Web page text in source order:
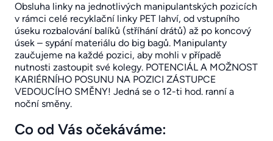
Obsluha linky na jednotlivých manipulantských pozicích
v rámci celé recyklační linky PET lahví, od vstupního
úseku rozbalování balíků (stříhání drátů) až po koncový
úsek – sypání materiálu do big bagů. Manipulanty
zaučujeme na každé pozici, aby mohli v případě
nutnosti zastoupit své kolegy. POTENCIÁL A MOŽNOST
KARIÉRNÍHO POSUNU NA POZICI ZÁSTUPCE
VEDOUCÍHO SMĚNY! Jedná se o 12-ti hod. ranní a
noční směny.
Co od Vás očekáváme: